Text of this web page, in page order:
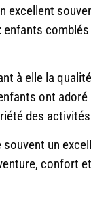
excellent
enfants
à elle la
ont
des
souvent un
confort et